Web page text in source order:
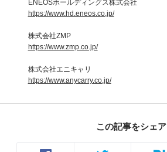
ENEOSホールディングス株式会社
https://www.hd.eneos.co.jp/
株式会社ZMP
https://www.zmp.co.jp/
株式会社エニキャリ
https://www.anycarry.co.jp/
この記事をシェア